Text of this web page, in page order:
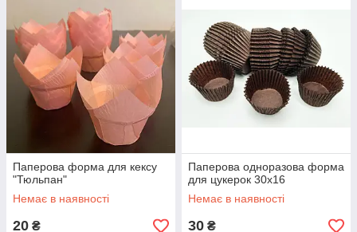
Паперова форма для кексу
"Тюльпан"
Немає в наявності
20 ₴
Паперова одноразова форма
для цукерок 30х16
Немає в наявності
30 ₴